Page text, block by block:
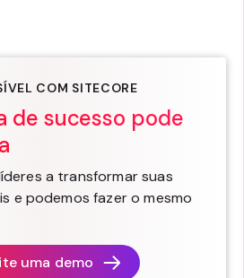
COM SITECORE
de sucesso pode
a transformar suas
e podemos fazer o mesmo
uma demo